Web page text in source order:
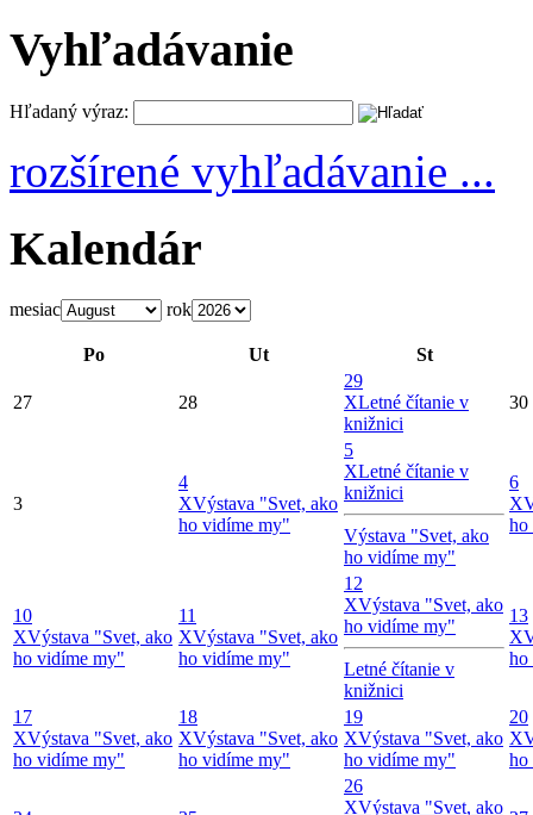
Vyhľadávanie
Hľadaný výraz:
rozšírené vyhľadávanie ...
Kalendár
mesiac rok
Po Ut St
27 28
29
XLetné čítanie v
knižnici
30
3
4
XVýstava "Svet, ako
ho vidíme my"
5
XLetné čítanie v
knižnici
Výstava "Svet, ako
ho vidíme my"
6
X
ho
10
XVýstava "Svet, ako
ho vidíme my"
11
XVýstava "Svet, ako
ho vidíme my"
12
XVýstava "Svet, ako
ho vidíme my"
Letné čítanie v
knižnici
13
X
ho
17
XVýstava "Svet, ako
ho vidíme my"
18
XVýstava "Svet, ako
ho vidíme my"
19
XVýstava "Svet, ako
ho vidíme my"
20
X
ho
26
XVýstava "Svet, ako